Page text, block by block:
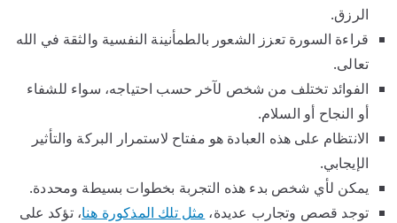
الرزق.
قراءة السورة تعزز الشعور بالطمأنينة النفسية والثقة في الله
تعالى.
الفوائد تختلف من شخص لآخر حسب احتياجه، سواء للشفاء
أو النجاح أو السلام.
الانتظام على هذه العبادة هو مفتاح لاستمرار البركة والتأثير
الإيجابي.
يمكن لأي شخص بدء هذه التجربة بخطوات بسيطة ومحددة.
توجد قصص وتجارب عديدة، مثل تلك المذكورة هنا، تؤكد على